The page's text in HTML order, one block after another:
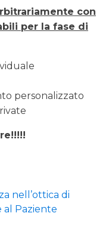
con
per la fase di
personalizzato
nell’ottica di
al Paziente